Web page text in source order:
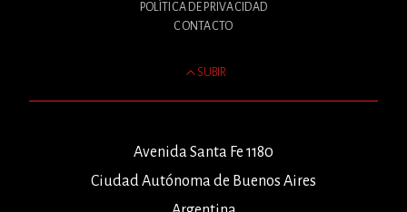
POLÍTICA DE PRIVACIDAD
CONTACTO
SUBIR
Avenida Santa Fe 1180
Ciudad Autónoma de Buenos Aires